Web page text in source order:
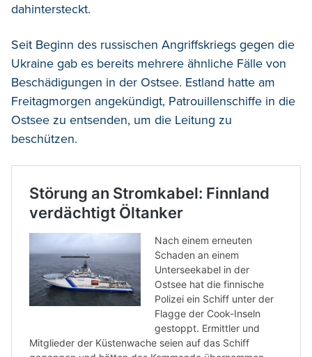
dahintersteckt.
Seit Beginn des russischen Angriffskriegs gegen die
Ukraine gab es bereits mehrere ähnliche Fälle von
Beschädigungen in der Ostsee. Estland hatte am
Freitagmorgen angekündigt, Patrouillenschiffe in die
Ostsee zu entsenden, um die Leitung zu
beschützen.